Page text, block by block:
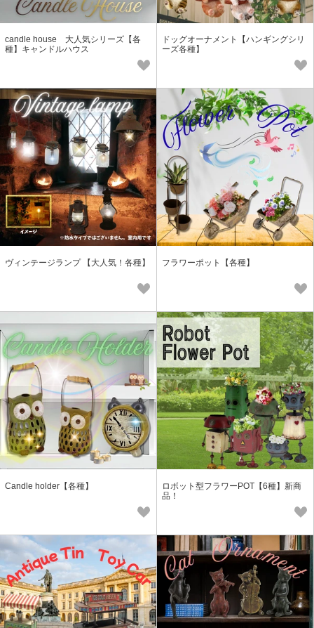
candle house 大人気シリーズ【各
種】キャンドルハウス
ドッグオーナメント【ハンギングシリ
ーズ各種】
ヴィンテージランプ 【大人気！各種】 フラワーポット【各種】
Candle holder【各種】
ロボット型フラワーPOT【6種】新商
品！